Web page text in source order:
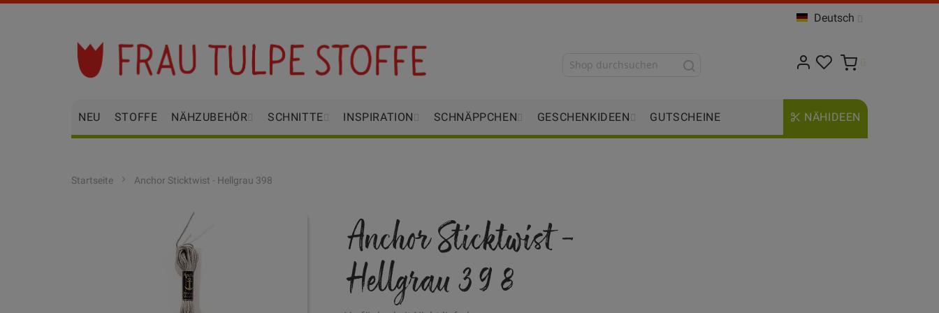
Inhalt
springen
Deutsch
NEU STOFFE NÄHZUBEHÖR SCHNITTE INSPIRATION SCHNÄPPCHEN GESCHENKIDEEN GUTSCHEINE NÄHIDEEN
Startseite Anchor Sticktwist - Hellgrau 398
Anchor Sticktwist -
Hellgrau 398